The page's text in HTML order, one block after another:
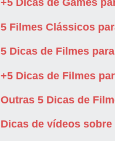
+5 Dicas de Games
5 Filmes Clássicos
5 Dicas de Filmes
+5 Dicas de Filmes
Outras 5 Dicas de
Dicas de vídeos